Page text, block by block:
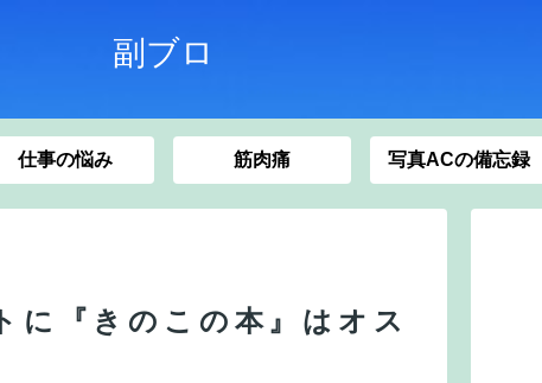
副ブロ
仕事の悩み 筋肉痛 写真ACの備忘録
に『きのこの本』はオス